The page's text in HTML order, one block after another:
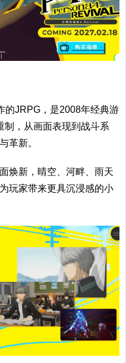
的JRPG，是2008年经典游
制，从画面表现到战斗系
革新。
焕新，晴空、河畔、雨天
玩家带来更具沉浸感的小